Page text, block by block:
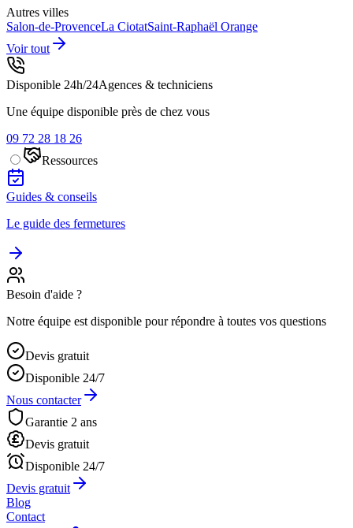
Autres villes
Salon-de-ProvenceLa CiotatSaint-Raphaël Orange
Voir tout
Disponible 24h/24Agences & techniciens
Une équipe disponible près de chez vous
09 72 28 18 26
Ressources
Guides & conseils
Le guide des fermetures
Besoin d'aide ?
Notre équipe est disponible pour répondre à toutes vos questions
Devis gratuit
Disponible 24/7
Nous contacter
Garantie 2 ans
Devis gratuit
Disponible 24/7
Devis gratuit
Blog
Contact